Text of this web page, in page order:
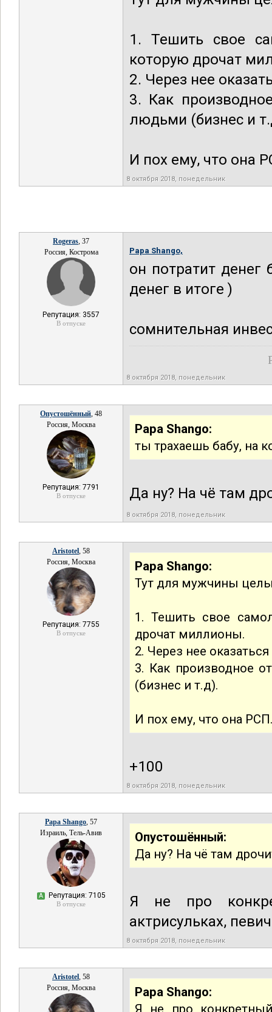
1. Тешить свое
которую дрочат
2. Через нее
3. Как
людьми (бизнес и
И пох ему, что она
8 октября 2018, понедельник
Rogeras, 37
Россия, Кострома
Репутация: 3557
В отпуске
Papa Shango,
он потратит денег
денег в итоге )
сомнительная
8 октября 2018, понедельник
Опустошённый, 48
Россия, Москва
Репутация: 7791
В отпуске
Papa Shango:
ты трахаешь бабу, на
Да ну? На чё там
8 октября 2018, понедельник
Aristotel, 58
Россия, Москва
Репутация: 7755
В отпуске
Papa Shango:
Тут для мужчины
1. Тешить свое
дрочат миллионы.
2. Через нее
3. Как производное
(бизнес и т.д).
И пох ему, что она
+100
8 октября 2018, понедельник
Papa Shango, 57
Израиль, Тель-Авив
А Репутация: 7105
В отпуске
Опустошённый:
Да ну? На чё там
Я не про
актрисульках,
8 октября 2018, понедельник
Aristotel, 58
Россия, Москва
Papa Shango:
Я не про